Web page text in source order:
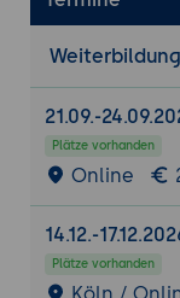
Einsatz
Rechtliche
Bots
Bots
21.09.-
Plätze vorhanden
Online
14.12.-
Plätze vorhanden